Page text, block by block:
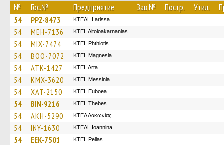
№ Гос.№ Предприятие Зав.№ Постр. Утил.
54 PPZ-8473 KTEAL Larissa
54 MEH-7136 KTEL Aitoloakarnanias
54 MIX-7474 ΚΤΕL Phthiotis
54 BOO-7072 ΚΤΕL Magnesia
54 ATK-1427 KTEL Arta
54 KMX-3620 KTEL Messinia
54 XAT-2150 ΚΤΕL Euboea
54 BIN-9216 KTEL Thebes
54 AKH-5290 ΚΤΕΛ Λακωνίας
54 INY-1630 KTEAL Ioannina
54 EEK-7501 KTEL Pellas